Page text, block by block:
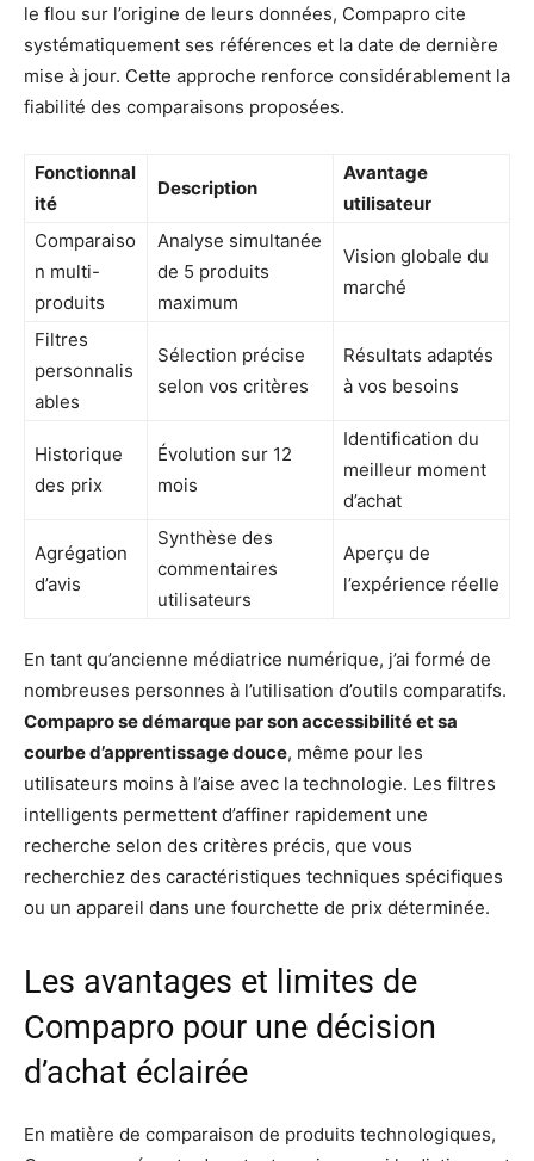
le flou sur l’origine de leurs données, Compapro cite
systématiquement ses références et la date de dernière
mise à jour. Cette approche renforce considérablement la
fiabilité des comparaisons proposées.
Fonctionnal
ité
Description
Avantage
utilisateur
Comparaiso
n multi-
produits
Analyse simultanée
de 5 produits
maximum
Vision globale du
marché
Filtres
personnalis
ables
Sélection précise
selon vos critères
Résultats adaptés
à vos besoins
Historique
des prix
Évolution sur 12
mois
Identification du
meilleur moment
d’achat
Agrégation
d’avis
Synthèse des
commentaires
utilisateurs
Aperçu de
l’expérience réelle
En tant qu’ancienne médiatrice numérique, j’ai formé de
nombreuses personnes à l’utilisation d’outils comparatifs.
Compapro se démarque par son accessibilité et sa
courbe d’apprentissage douce, même pour les
utilisateurs moins à l’aise avec la technologie. Les filtres
intelligents permettent d’affiner rapidement une
recherche selon des critères précis, que vous
recherchiez des caractéristiques techniques spécifiques
ou un appareil dans une fourchette de prix déterminée.
Les avantages et limites de
Compapro pour une décision
d’achat éclairée
En matière de comparaison de produits technologiques,